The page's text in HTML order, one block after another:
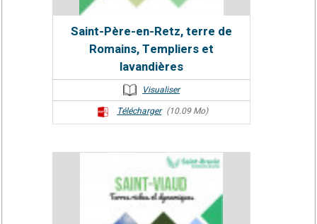
Saint-Père-en-Retz, terre de
Romains, Templiers et
lavandières
Visualiser
Télécharger (10.09 Mo)